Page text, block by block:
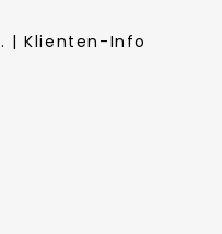
| Klienten-Info